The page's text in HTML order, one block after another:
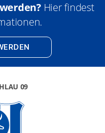
Hier findest
09